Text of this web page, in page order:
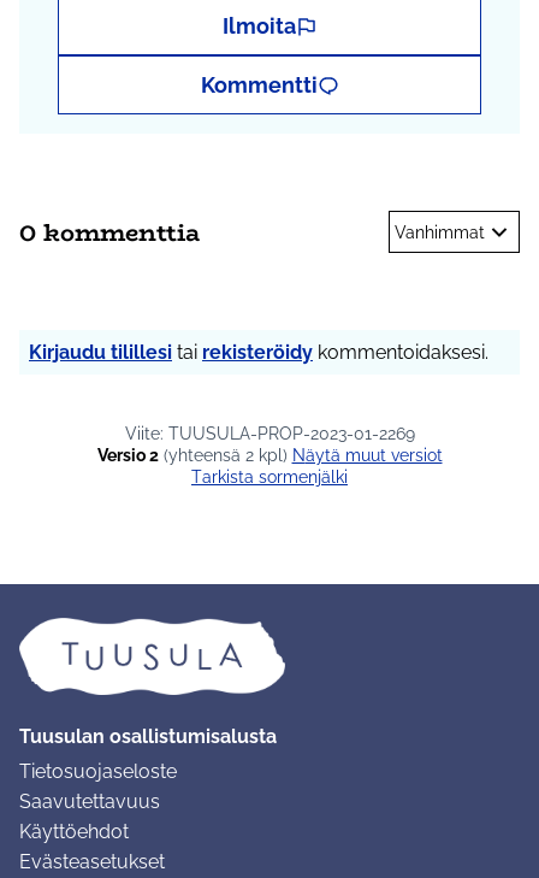
Ilmoita
Kommentti
0 kommenttia Vanhimmat
Kirjaudu tilillesi tai rekisteröidy kommentoidaksesi.
Viite: TUUSULA-PROP-2023-01-2269
Versio 2(yhteensä 2 kpl)
näytä muut versiot
Tarkista sormenjälki
Tuusulan osallistumisalusta
Tietosuojaseloste
Saavutettavuus
Käyttöehdot
Evästeasetukset